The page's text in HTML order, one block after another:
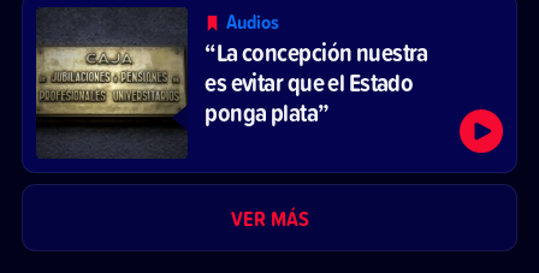
Audios
“La concepción nuestra
es evitar que el Estado
ponga plata”
VER MÁS